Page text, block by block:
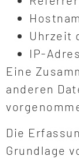
Uhrzeit
IP-
Eine
anderen
Die
Grundlage